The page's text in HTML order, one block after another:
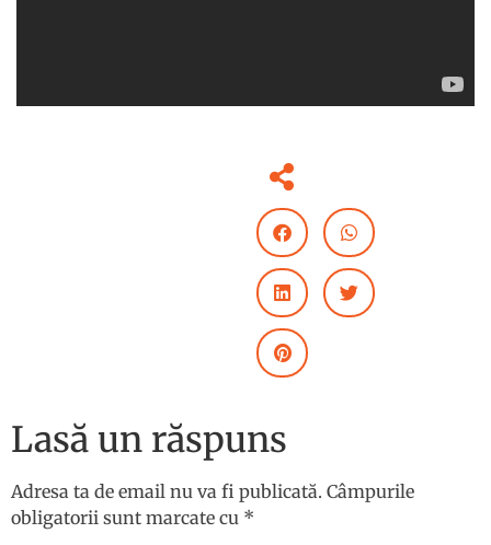
Lasă un răspuns
Adresa ta de email nu va fi publicată. Câmpurile
obligatorii sunt marcate cu *